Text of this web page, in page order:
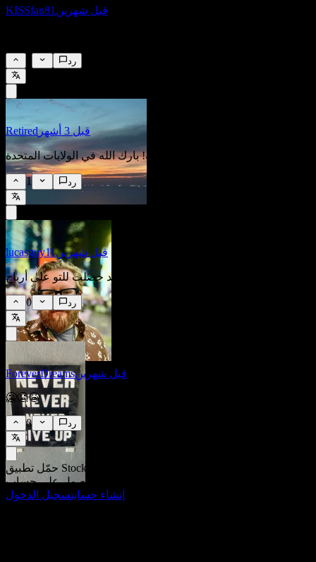
KISSfan81 قبل شهرين
رد
Retired قبل 3 أشهر
1 رد
lucasguy11قبل شهرين
0 رد
ForeverDreamsقبل شهرين
🥶🥶😭
0 رد
حمّل تطبيق Stock Events
إنشاء حسابتسجيل الدخول